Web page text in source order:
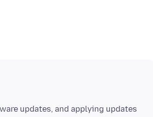
updates, and applying updates